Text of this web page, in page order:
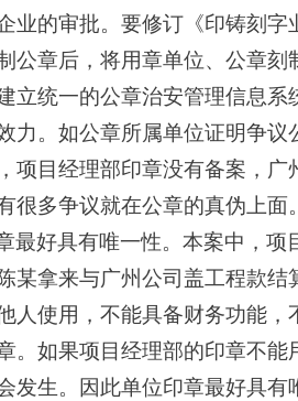
业的审批。要修订《印铸刻
公章后，将用章单位、公章
立统一的公章治安管理信息
力。如公章所属单位证明争
项目经理部印章没有备案，
很多争议就在公章的真伪上面
最好具有唯一性。本案中，
某拿来与广州公司盖工程款
人使用，不能具备财务功能
。如果项目经理部的印章不
发生。因此单位印章最好具有